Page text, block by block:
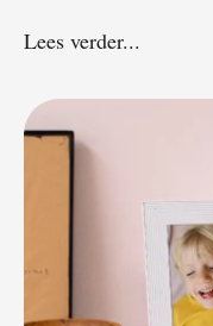
Lees verder...